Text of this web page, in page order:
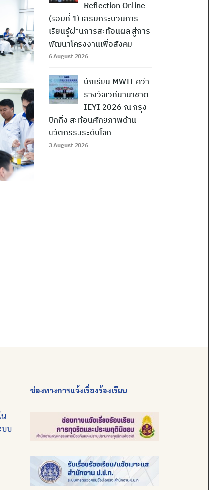
Reflection Online
(รอบที่ 1) เสริมกระบวนการ
เรียนรู้ผ่านการสะท้อนผล สู่การ
พัฒนาโครงงานเพื่อสังคม
6 August 2026
นักเรียน MWIT คว้า
รางวัลเวทีนานาชาติ
IEYI 2026 ณ กรุง
ปักกิ่ง สะท้อนศักยภาพด้าน
นวัตกรรมระดับโลก
3 August 2026
น
บบ
ช่องทางการแจ้งเรื่องร้องเรียน